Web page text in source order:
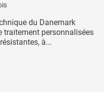
du Danemark
traitement personnalisées
à...